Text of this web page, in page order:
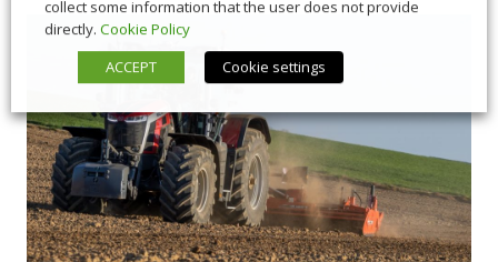
collect some information that the user does not provide
directly. Cookie Policy
ACCEPT
Cookie settings